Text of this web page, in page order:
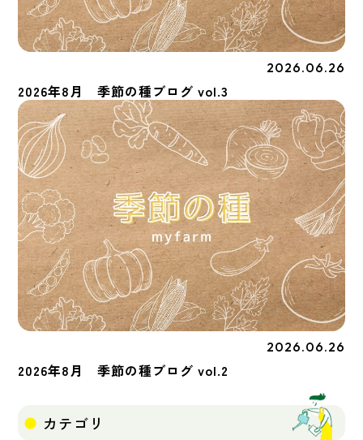
2026.06.26
2026年8月 季節の種ブログ vol.3
2026.06.26
2026年8月 季節の種ブログ vol.2
カテゴリ